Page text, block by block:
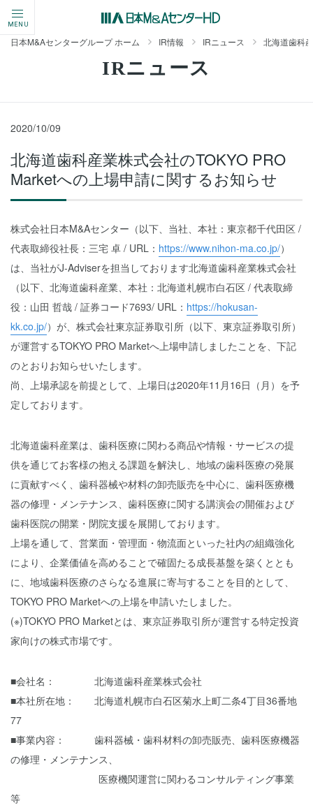
MENU
日本M&Aセンターグループ ホーム IR情報 IRニュース 北海道歯科
IRニュース
2020/10/09
北海道歯科産業株式会社のTOKYO PRO
Marketへの上場申請に関するお知らせ
株式会社日本M&Aセンター（以下、当社、本社：東京都千代田区 /
代表取締役社長：三宅 卓 / URL： https://www.nihon-ma.co.jp/）
は、当社がJ-Adviserを担当しております北海道歯科産業株式会社
（以下、北海道歯科産業、本社：北海道札幌市白石区 / 代表取締
役：山田 哲哉 / 証券コード7693/ URL： https://hokusan-
kk.co.jp/）が、株式会社東京証券取引所（以下、東京証券取引所）
が運営するTOKYO PRO Marketへ上場申請しましたことを、下記
のとおりお知らせいたします。
尚、上場承認を前提として、上場日は2020年11月16日（月）を予
定しております。
北海道歯科産業は、歯科医療に関わる商品や情報・サービスの提
供を通じてお客様の抱える課題を解決し、地域の歯科医療の発展
に貢献すべく、歯科器械や材料の卸売販売を中心に、歯科医療機
器の修理・メンテナンス、歯科医療に関する講演会の開催および
歯科医院の開業・閉院支援を展開しております。
上場を通して、営業面・管理面・物流面といった社内の組織強化
により、企業価値を高めることで確固たる成長基盤を築くととも
に、地域歯科医療のさらなる進展に寄与することを目的として、
TOKYO PRO Marketへの上場を申請いたしました。
(※)TOKYO PRO Marketとは、東京証券取引所が運営する特定投資
家向けの株式市場です。
■会社名： 北海道歯科産業株式会社
■本社所在地： 北海道札幌市白石区菊水上町二条4丁目36番地
77
■事業内容： 歯科器械・歯科材料の卸売販売、歯科医療機器
の修理・メンテナンス、
医療機関運営に関わるコンサルティング事業
等